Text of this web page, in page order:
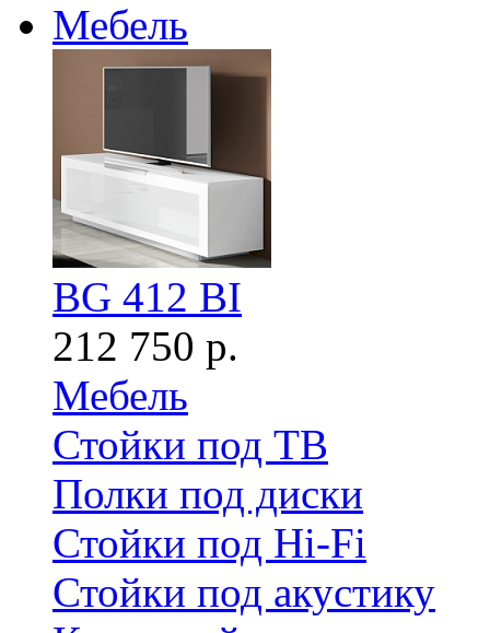
Мебель
BG 412 BI
212 750 р.
Мебель
Стойки под ТВ
Полки под диски
Стойки под Hi-Fi
Стойки под акустику